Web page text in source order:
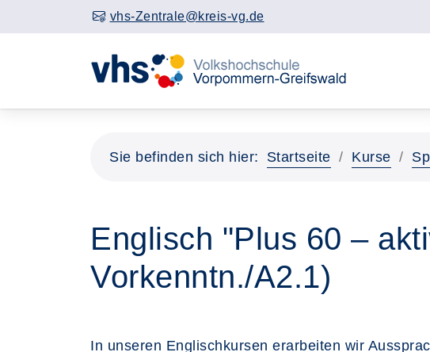
vhs-Zentrale@kreis-vg.de
Sie befinden sich hier: Startseite Kurse
Englisch "Plus 60 –
Vorkenntn./A2.1)
In unseren Englischkursen erarbeiten wir